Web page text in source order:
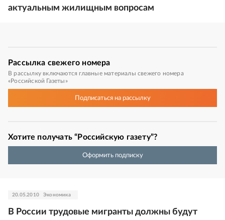
актуальным жилищным вопросам
Рассылка свежего номера
В рассылку включаются главные материалы свежего номера
«Российской Газеты»
Подписатьсяна рассылку
Хотите получать “Российскую газету”?
Оформить подписку
20.05.2010 Экономика
В России трудовые мигранты должны будут